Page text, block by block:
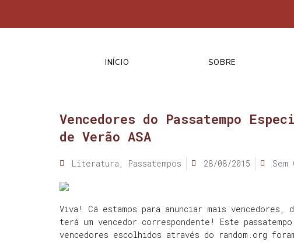
INÍCIO SOBRE
Vencedores do Passatempo
de Verão ASA
Literatura , Passatempos 28/08/2015 Sem
Viva! Cá estamos para anunciar mais
terá um vencedor correspondente! Este
vencedores escolhidos através do random.org